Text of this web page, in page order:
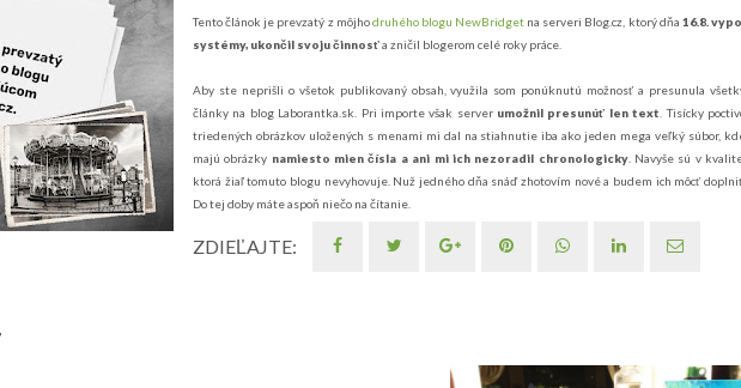
Tento článok je prevzatý z môjhodruhého blogu NewBridget na serveri Blog.cz, ktorý dňa 16.8.
systémy, ukončil svoju činnosťa zničil blogerom celé roky práce.
Aby ste neprišli o všetok publikovaný obsah, využila som ponúknutú možnosť a presunula
články na blog Laborantka.sk. Pri importe však server umožnil presunúť len text . Tisícky
triedených obrázkov uložených s menami mi dal na stiahnutie iba ako jeden mega veľký súbor,
majú obrázky namiesto mien čísla a ani mi ich nezoradil chronologicky. Navyše sú v
ktorá žiaľ tomuto blogu nevyhovuje. Nuž jedného dňa snáď zhotovím nové a budem ich môcť
Do tej doby máte aspoň niečo na čítanie.
ZDIEĽAJTE: